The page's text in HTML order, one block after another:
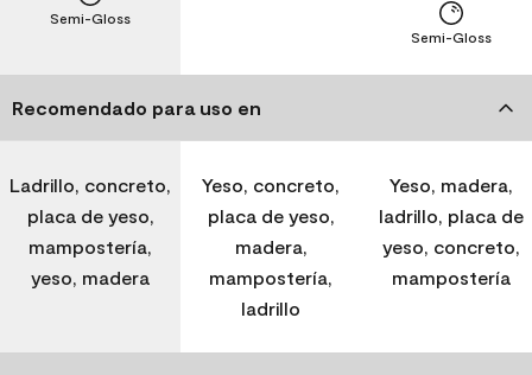
Semi-Gloss
Semi-Gloss
Recomendado para uso en
Ladrillo, concreto,
placa de yeso,
mampostería,
yeso, madera
Yeso, concreto,
placa de yeso,
madera,
mampostería,
ladrillo
Yeso, madera,
ladrillo, placa de
yeso, concreto,
mampostería